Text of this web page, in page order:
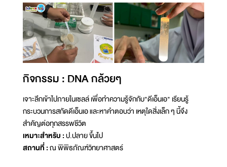
กิจกรรม : DNA กล้วยๆ
เจาะลึกเข้าไปภายในเซลล์ เพื่อทำความรู้จักกับ"ดีเอ็นเอ" เรียนรู้
กระบวนการสกัดดีเอ็นเอ และหาคำตอบว่า เหตุใดสิ่งเล็ก ๆ นี้จึง
สำคัญต่อทุกสรรพชีวิต
เหมาะสำหรับ :ป.ปลาย ขึ้นไป
สถานที่ :ณ พิพิธภัณฑ์วิทยาศาสตร์